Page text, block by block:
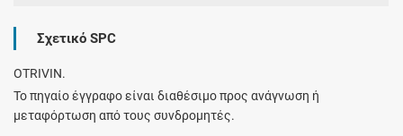
Σχετικό SPC
OTRIVIN.
Το πηγαίο έγγραφο είναι διαθέσιμο προς ανάγνωση ή
μεταφόρτωση από τους συνδρομητές.